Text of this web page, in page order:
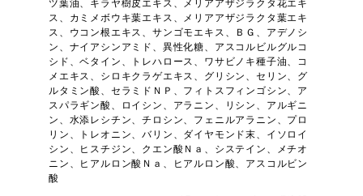
ツ葉油、キラヤ樹皮エキス、メリアアザジラクタ花エキ
ス、カミメボウキ葉エキス、メリアアザジラクタ葉エキ
ス、ウコン根エキス、サンゴモエキス、ＢＧ、アデノシ
ン、ナイアシンアミド、異性化糖、アスコルビルグルコ
シド、ベタイン、トレハロース、ワサビノキ種子油、コ
メエキス、シロキクラゲエキス、グリシン、セリン、グ
ルタミン酸、セラミドＮＰ、フィトスフィンゴシン、ア
スパラギン酸、ロイシン、アラニン、リシン、アルギニ
ン、水添レシチン、チロシン、フェニルアラニン、プロ
リン、トレオニン、バリン、ダイヤモンド末、イソロイ
シン、ヒスチジン、クエン酸Ｎａ、システイン、メチオ
ニン、ヒアルロン酸Ｎａ、ヒアルロン酸、アスコルビン
酸